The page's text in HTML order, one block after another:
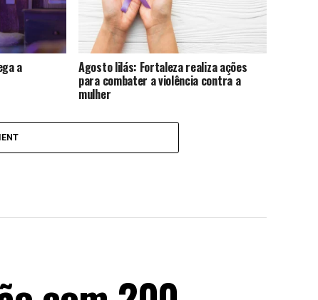
a Agosto lilás: Fortaleza realiza ações
para combater a violência contra a
mulher